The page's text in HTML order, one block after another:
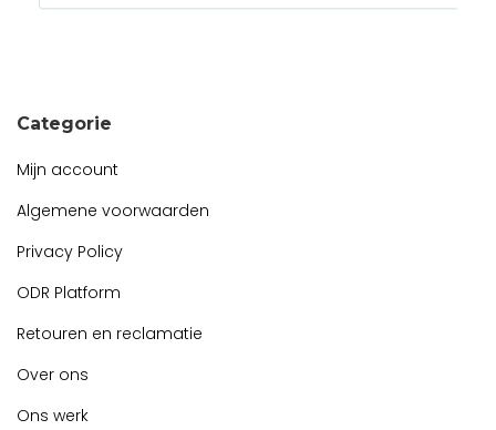
Categorie
Mijn account
Algemene voorwaarden
Privacy Policy
ODR Platform
Retouren en reclamatie
Over ons
Ons werk